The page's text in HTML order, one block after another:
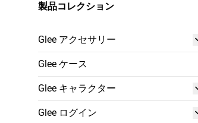
製品コレクション
Glee アクセサリー
Glee ケース
Glee キャラクター
Glee ログイン